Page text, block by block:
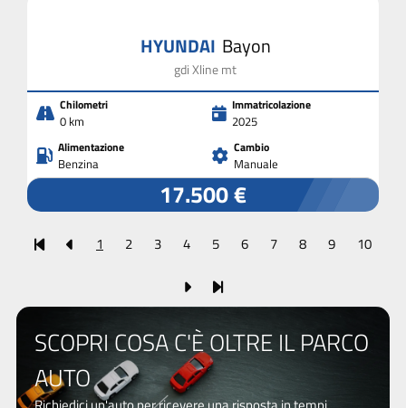
HYUNDAI Bayon
gdi Xline mt
Chilometri
0 km
Immatricolazione
2025
Alimentazione
Benzina
Cambio
Manuale
17.500 €
1 2 3 4 5 6 7 8 9 10
SCOPRI COSA C'È OLTRE IL PARCO
AUTO